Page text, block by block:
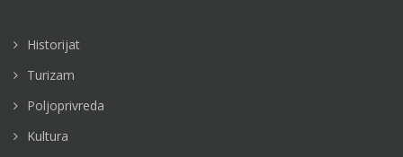
Historijat
Turizam
Poljoprivreda
Kultura